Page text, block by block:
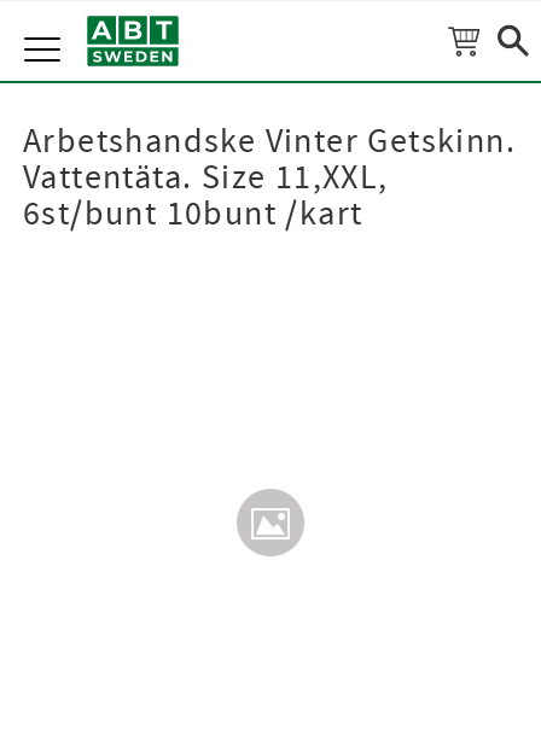
Meny
Arbetshandske Vinter Getskinn.
Vattentäta. Size 11,XXL,
6st/bunt 10bunt /kart